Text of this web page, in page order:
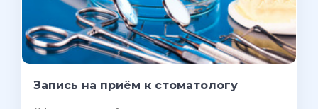
Запись на приём к стоматологу